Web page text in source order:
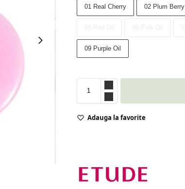
01 Real Cherry 02 Plum Berry
09 Purple Oil
Adauga la favorite